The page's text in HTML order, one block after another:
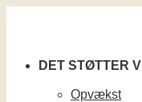
DET STØTTER VI
Opvækst